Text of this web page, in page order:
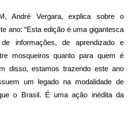
André Vergara, explica sobre o
ano: “Esta edição é uma gigantesca
informações, de aprendizado e
mosqueiros quanto para quem é
disso, estamos trazendo este ano
um legado na modalidade de
o Brasil. É uma ação inédita da